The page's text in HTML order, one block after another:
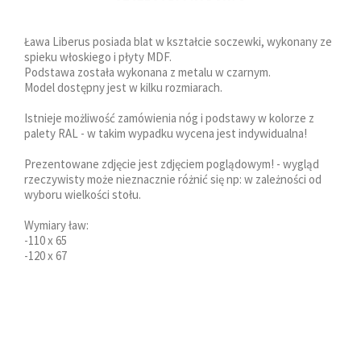
Ława Liberus posiada blat w kształcie soczewki, wykonany ze
spieku włoskiego i płyty MDF.
Podstawa została wykonana z metalu w czarnym.
Model dostępny jest w kilku rozmiarach.
Istnieje możliwość zamówienia nóg i podstawy w kolorze z
palety RAL - w takim wypadku wycena jest indywidualna!
Prezentowane zdjęcie jest zdjęciem poglądowym! - wygląd
rzeczywisty może nieznacznie różnić się np: w zależności od
wyboru wielkości stołu.
Wymiary ław:
-110 x 65
-120 x 67